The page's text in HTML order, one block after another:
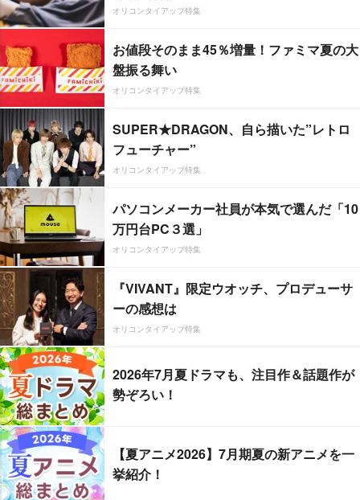
オリコンタイアップ特集
お値段そのまま45％増量！ファミマ夏の大
盤振る舞い
オリコンタイアップ特集
SUPER★DRAGON、自ら描いた”レトロ
フューチャー”
オリコンタイアップ特集
パソコンメーカー社員が本気で選んだ「10
万円台PC３選」
オリコンタイアップ特集
『VIVANT』限定ウオッチ、プロデューサ
ーの感想は
オリコンタイアップ特集
2026年7月夏ドラマも、注目作＆話題作が
勢ぞろい！
【夏アニメ2026】7月期夏の新アニメを一
挙紹介！